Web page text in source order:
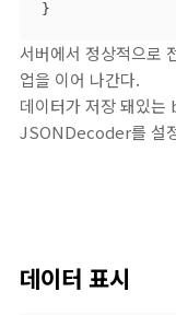
}
서버에서 정상적으로
업을 이어 나간다.
데이터가 저장 돼있
JSONDecoder를 설
데이터 표시